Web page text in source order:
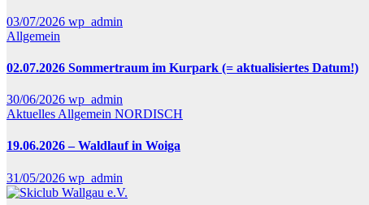
03/07/2026 wp_admin
Allgemein
02.07.2026 Sommertraum im Kurpark (= aktualisiertes Datum!)
30/06/2026 wp_admin
Aktuelles Allgemein NORDISCH
19.06.2026 – Waldlauf in Woiga
31/05/2026 wp_admin